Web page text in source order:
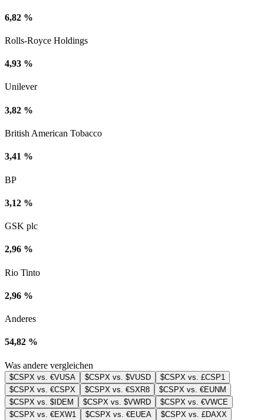
6,82 %
Rolls-Royce Holdings
4,93 %
Unilever
3,82 %
British American Tobacco
3,41 %
BP
3,12 %
GSK plc
2,96 %
Rio Tinto
2,96 %
Anderes
54,82 %
Was andere vergleichen
$CSPX vs. €VUSA $CSPX vs. $VUSD
$CSPX vs. £CSP1
$CSPX vs. €CSPX
$CSPX vs. €SXR8
$CSPX vs. €EUNM
$CSPX vs. $IDEM
$CSPX vs. $VWRD
$CSPX vs. €VWCE
$CSPX vs. €EXW1
$CSPX vs. €EUEA
$CSPX vs. £DAXX